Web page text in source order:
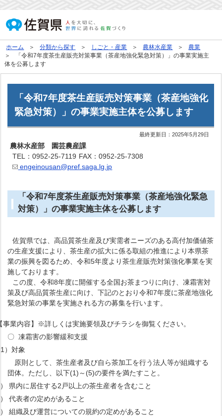
ホーム 分類から探す しごと・産業 農林水産業
農業
「令和7年度茶生産販売対策事業（茶産地強化緊急対策）」の事業実施主
体を公募します
「令和7年度茶生産販売対策事業（茶産地強化
緊急対策）」の事業実施主体を公募します
最終更新日：2025年5月29日
農林水産部 園芸農産課
TEL：0952-25-7119 FAX：0952-25-7308
engeinousan@pref.saga.lg.jp
「令和7年度茶生産販売対策事業（茶産地強化緊急
対策）」の事業実施主体を公募します
佐賀県では、高品質茶生産及び実需者ニーズのある高付加価値茶
の生産支援により、茶生産の拡大に係る取組の推進により本県茶
業の振興を図るため、令和5年度より茶生産販売対策強化事業を実
施しております。
この度、令和8年度に開催する全国お茶まつりに向け、凍霜害対
策及び高品質茶生産に向け、下記のとおり令和7年度に茶産地強化
緊急対策の事業を実施される方の募集を行います。
事業内容】※詳しくは実施要領及びチラシを御覧ください。
〇 凍霜害の影響緩和支援
）対象
原則として、茶生産者及び自ら茶加工を行う法人等が組織する
団体。ただし、以下(1)～(5)の要件を満たすこと。
県内に居住する2戸以上の茶生産者を含むこと
代表者の定めがあること
組織及び運営についての規約の定めがあること